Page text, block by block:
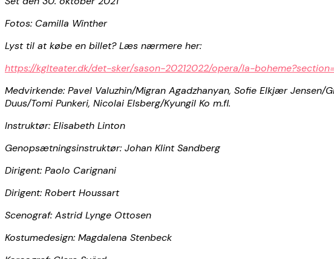
Fotos: Camilla Winther
Lyst til at købe en billet? Læs nærmere her:
https://kglteater.dk/det-sker/sason-20212022/opera/la-
Medvirkende: Pavel Valuzhin/Migran Agadzhanyan, Sofie Elkjær
Duus/Tomi Punkeri, Nicolai Elsberg/Kyungil Ko m.fl.
Instruktør: Elisabeth Linton
Genopsætningsinstruktør: Johan Klint Sandberg
Dirigent: Paolo Carignani
Dirigent: Robert Houssart
Scenograf: Astrid Lynge Ottosen
Kostumedesign: Magdalena Stenbeck